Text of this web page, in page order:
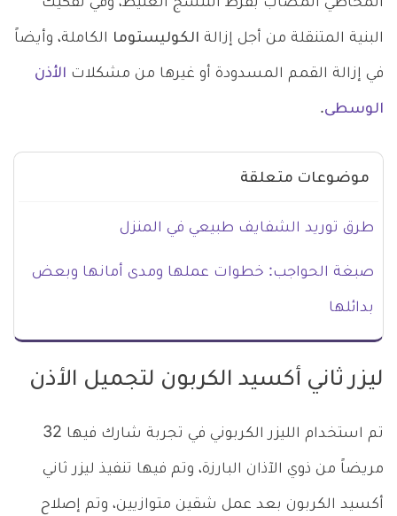
المخاطي المُصاب بفرط التنسج الغليظ، وفي تفكيك
البنية المتنقلة من أجل إزالة الكوليستوما الكاملة، وأيضاً
في إزالة القمم المسدودة أو غيرها من مشكلات الأذن
الوسطى.
موضوعات متعلقة
طرق توريد الشفايف طبيعي في المنزل
صبغة الحواجب: خطوات عملها ومدى أمانها وبعض
بدائلها
ليزر ثاني أكسيد الكربون لتجميل الأذن
تم استخدام الليزر الكربوني في تجربة شارك فيها 32
مريضاً من ذوي الآذان البارزة، وتم فيها تنفيذ ليزر ثاني
أكسيد الكربون بعد عمل شقين متوازيين، وتم إصلاح